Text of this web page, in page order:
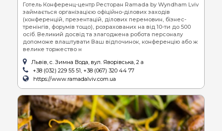
Готель Конференц-центр Ресторан Ramada by Wyndham Lviv
займається організацією офіційно-ділових заходів
(конференцій, презентацій, ділових перемовин, бізнес-
тренінгів, форумів тощо), розрахованих на від 10-ти до 500
осіб. Великий досвід та злагоджена робота персоналу
допоможе влаштувати Ваш відпочинок, конференцію або ж
велике торжество н
Львів, с. Зимна Вода, вул. Яворівська, 2 а
+38 (032) 229 55 51, +38 (067) 320 44 77
https://www.ramadalviv.com.ua